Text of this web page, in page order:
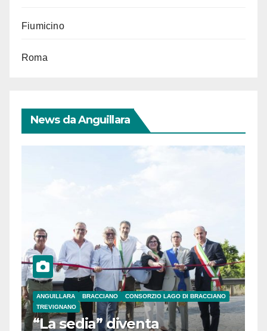
Fiumicino
Roma
News da Anguillara
ANGUILLARA BRACCIANO
CONSORZIO LAGO DI BRACCIANO
TREVIGNANO
“La sedia” diventa